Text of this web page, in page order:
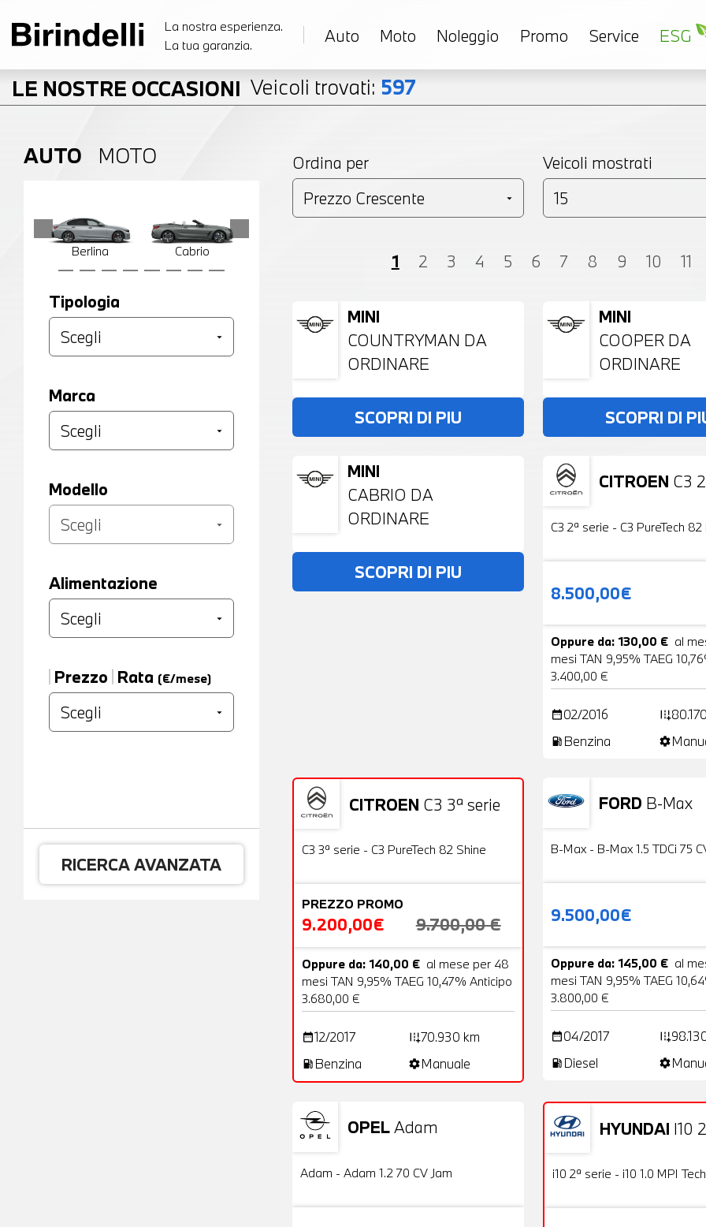
La nostra esperienza.
La tua garanzia.
Auto Moto Noleggio Promo Service ESG
LE NOSTRE OCCASIONI Veicoli trovati: 597
AUTO MOTO
Berlina Cabrio Coupé SUV
Tipologia
Marca
Modello
Alimentazione
Prezzo Rata (€/mese)
RICERCA AVANZATA
Ordina per Veicoli mostrati
1 2 3 4 5 6 7 8 9 10 11
MINI
COUNTRYMAN DA
ORDINARE
SCOPRI DI PIU
MINI
COOPER DA
ORDINARE
SCOPRI DI
MINI
CABRIO DA
ORDINARE
SCOPRI DI PIU
CITROEN C3
Usato
C3 2ª serie - C3 PureTech 82
8.500,00€
Oppure da: 130,00 € al
mesi TAN 9,95% TAEG
3.400,00 €
date_range02/2016 add_road
local_gas_station Benzina settings
CITROEN C3 3ª serie
OFFERTA
Usato 22 Foto
C3 3ª serie - C3 PureTech 82 Shine
PREZZO PROMO
9.200,00€ 9.700,00 €
Oppure da: 140,00 € al mese per 48
mesi TAN 9,95% TAEG 10,47% Anticipo
3.680,00 €
date_range12/2017 add_road70.930 km
local_gas_station Benzina settingsManuale
FORD B-Max
Usato
B-Max - B-Max 1.5 TDCi 75
9.500,00€
Oppure da: 145,00 € al
mesi TAN 9,95% TAEG
3.800,00 €
date_range04/2017 add_road
local_gas_station Diesel settings
OPELAdam
Usato
Adam - Adam 1.2 70 CV Jam
HYUNDAI I10
OFFERTA
Usato
i10 2ª serie - i10 1.0 MPI Tech